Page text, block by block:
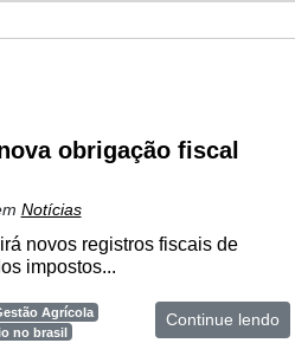
obrigação fiscal
Notícias
novos registros fiscais de
impostos...
Agrícola
no brasil
Continue lendo